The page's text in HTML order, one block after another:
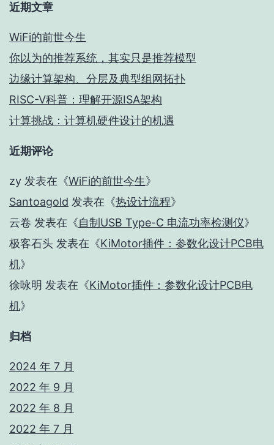
近期文章
WiFi的前世今生
你以为的推荐系统，其实只是推荐模型
边缘计算架构、分层及典型组网拓扑
RISC-V科普：理解开源ISA架构
计算挑战：计算机硬件设计的机遇
近期评论
zy 发表在《WiFi的前世今生》
Santoagold 发表在《热设计流程》
云卷 发表在《自制USB Type-C 电流功率检测仪》
极客石头 发表在《KiMotor插件：参数化设计PCB电
机》
徐咏明 发表在《KiMotor插件：参数化设计PCB电
机》
归档
2024 年 7 月
2022 年 9 月
2022 年 8 月
2022 年 7 月